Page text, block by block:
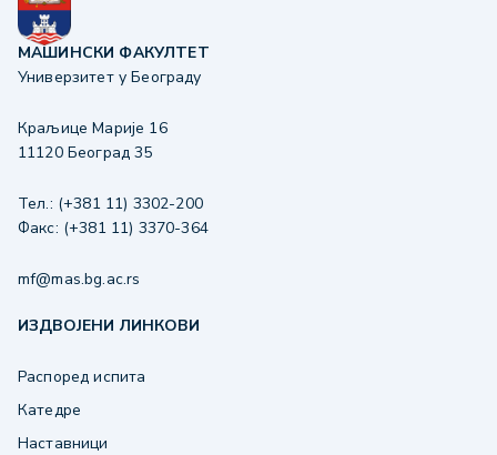
МАШИНСКИ ФАКУЛТЕТ
Универзитет у Београду
Краљице Марије 16
11120 Београд 35
Тел.: (+381 11) 3302-200
Факс: (+381 11) 3370-364
mf@mas.bg.ac.rs
ИЗДВОЈЕНИ ЛИНКОВИ
Распоред испита
Катедре
Наставници